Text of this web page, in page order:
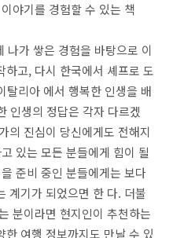
야기를 경험할 수 있는 책
나가 쌓은 경험을 바탕으로 이
하고, 다시 한국에서 셰프로 도
탈리아 에서 행복한 인생을 배
인생의 정답은 각자 다르겠
의 진심이 당신에게도 전해지
있는 모든 분들에게 힘이 될
준비 중인 분들에게는 보다
계기가 되었으면 한 다. 더불
분이라면 현지인이 추천하는
여행 정보까지도 만날 수 있